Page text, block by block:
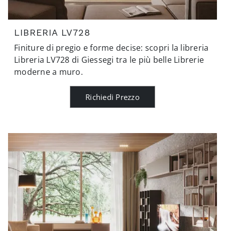
LIBRERIA LV728
Finiture di pregio e forme decise: scopri la libreria
Libreria LV728 di Giessegi tra le più belle Librerie
moderne a muro.
Richiedi Prezzo